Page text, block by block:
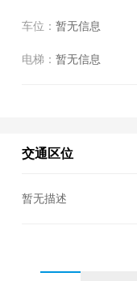
车位： 暂无信息
电梯： 暂无信息
交通区位
暂无描述